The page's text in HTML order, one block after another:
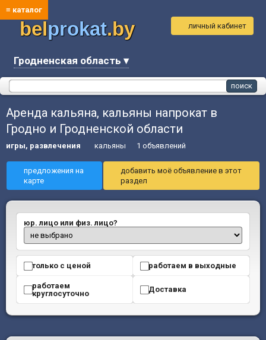
≡ каталог
belprokat.by
Гродненская область ▾
личный кабинет
Аренда кальяна, кальяны напрокат в
Гродно и Гродненской области
игры, развлечения кальяны 1 объявлений
предложения на
карте
добавить моё объявление в этот
раздел
юр. лицо или физ. лицо?
только с ценой работаем в выходные
работаем
круглосуточно
Доставка